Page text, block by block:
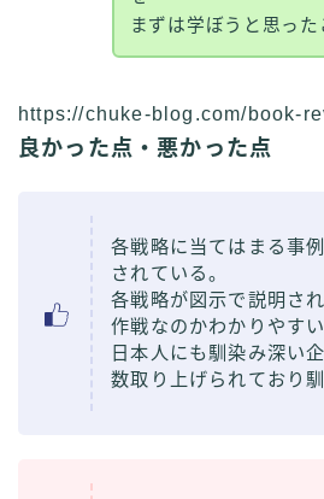
まずは学ぼうと思っ
https://chuke-blog.com/book-
良かった点・悪かった点
各戦略に当てはまる事
されている。
各戦略が図示で説明さ
作戦なのかわかりやすい
日本人にも馴染み深い
数取り上げられており